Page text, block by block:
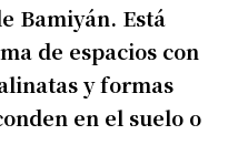
Bamiyán. Está
de espacios con
y formas
en el suelo o